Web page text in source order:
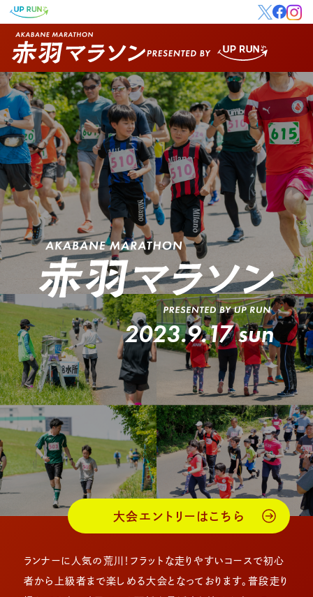
2023.9.17 sun
大会エントリーはこちら
ランナーに人気の荒川！フラットな走りやすいコースで初心
者から上級者まで楽しめる大会となっております。普段走り